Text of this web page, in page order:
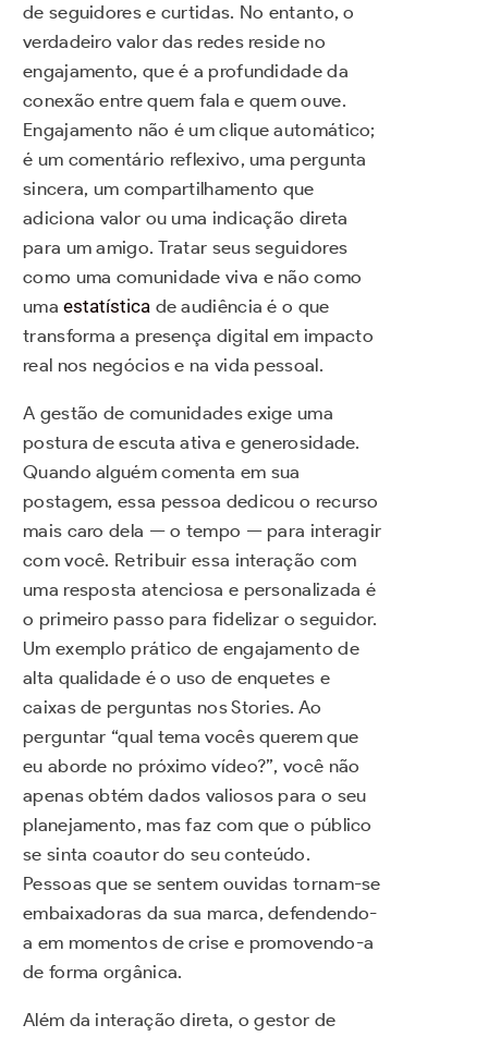
de seguidores e curtidas. No entanto, o
verdadeiro valor das redes reside no
engajamento, que é a profundidade da
conexão entre quem fala e quem ouve.
Engajamento não é um clique automático;
é um comentário reflexivo, uma pergunta
sincera, um compartilhamento que
adiciona valor ou uma indicação direta
para um amigo. Tratar seus seguidores
como uma comunidade viva e não como
umaestatística de audiência é o que
transforma a presença digital em impacto
real nos negócios e na vida pessoal.
A gestão de comunidades exige uma
postura de escuta ativa e generosidade.
Quando alguém comenta em sua
postagem, essa pessoa dedicou o recurso
mais caro dela — o tempo — para interagir
com você. Retribuir essa interação com
uma resposta atenciosa e personalizada é
o primeiro passo para fidelizar o seguidor.
Um exemplo prático de engajamento de
alta qualidade é o uso de enquetes e
caixas de perguntas nos Stories. Ao
perguntar “qual tema vocês querem que
eu aborde no próximo vídeo?”, você não
apenas obtém dados valiosos para o seu
planejamento, mas faz com que o público
se sinta coautor do seu conteúdo.
Pessoas que se sentem ouvidas tornam-se
embaixadoras da sua marca, defendendo-
a em momentos de crise e promovendo-a
de forma orgânica.
Além da interação direta, o gestor de